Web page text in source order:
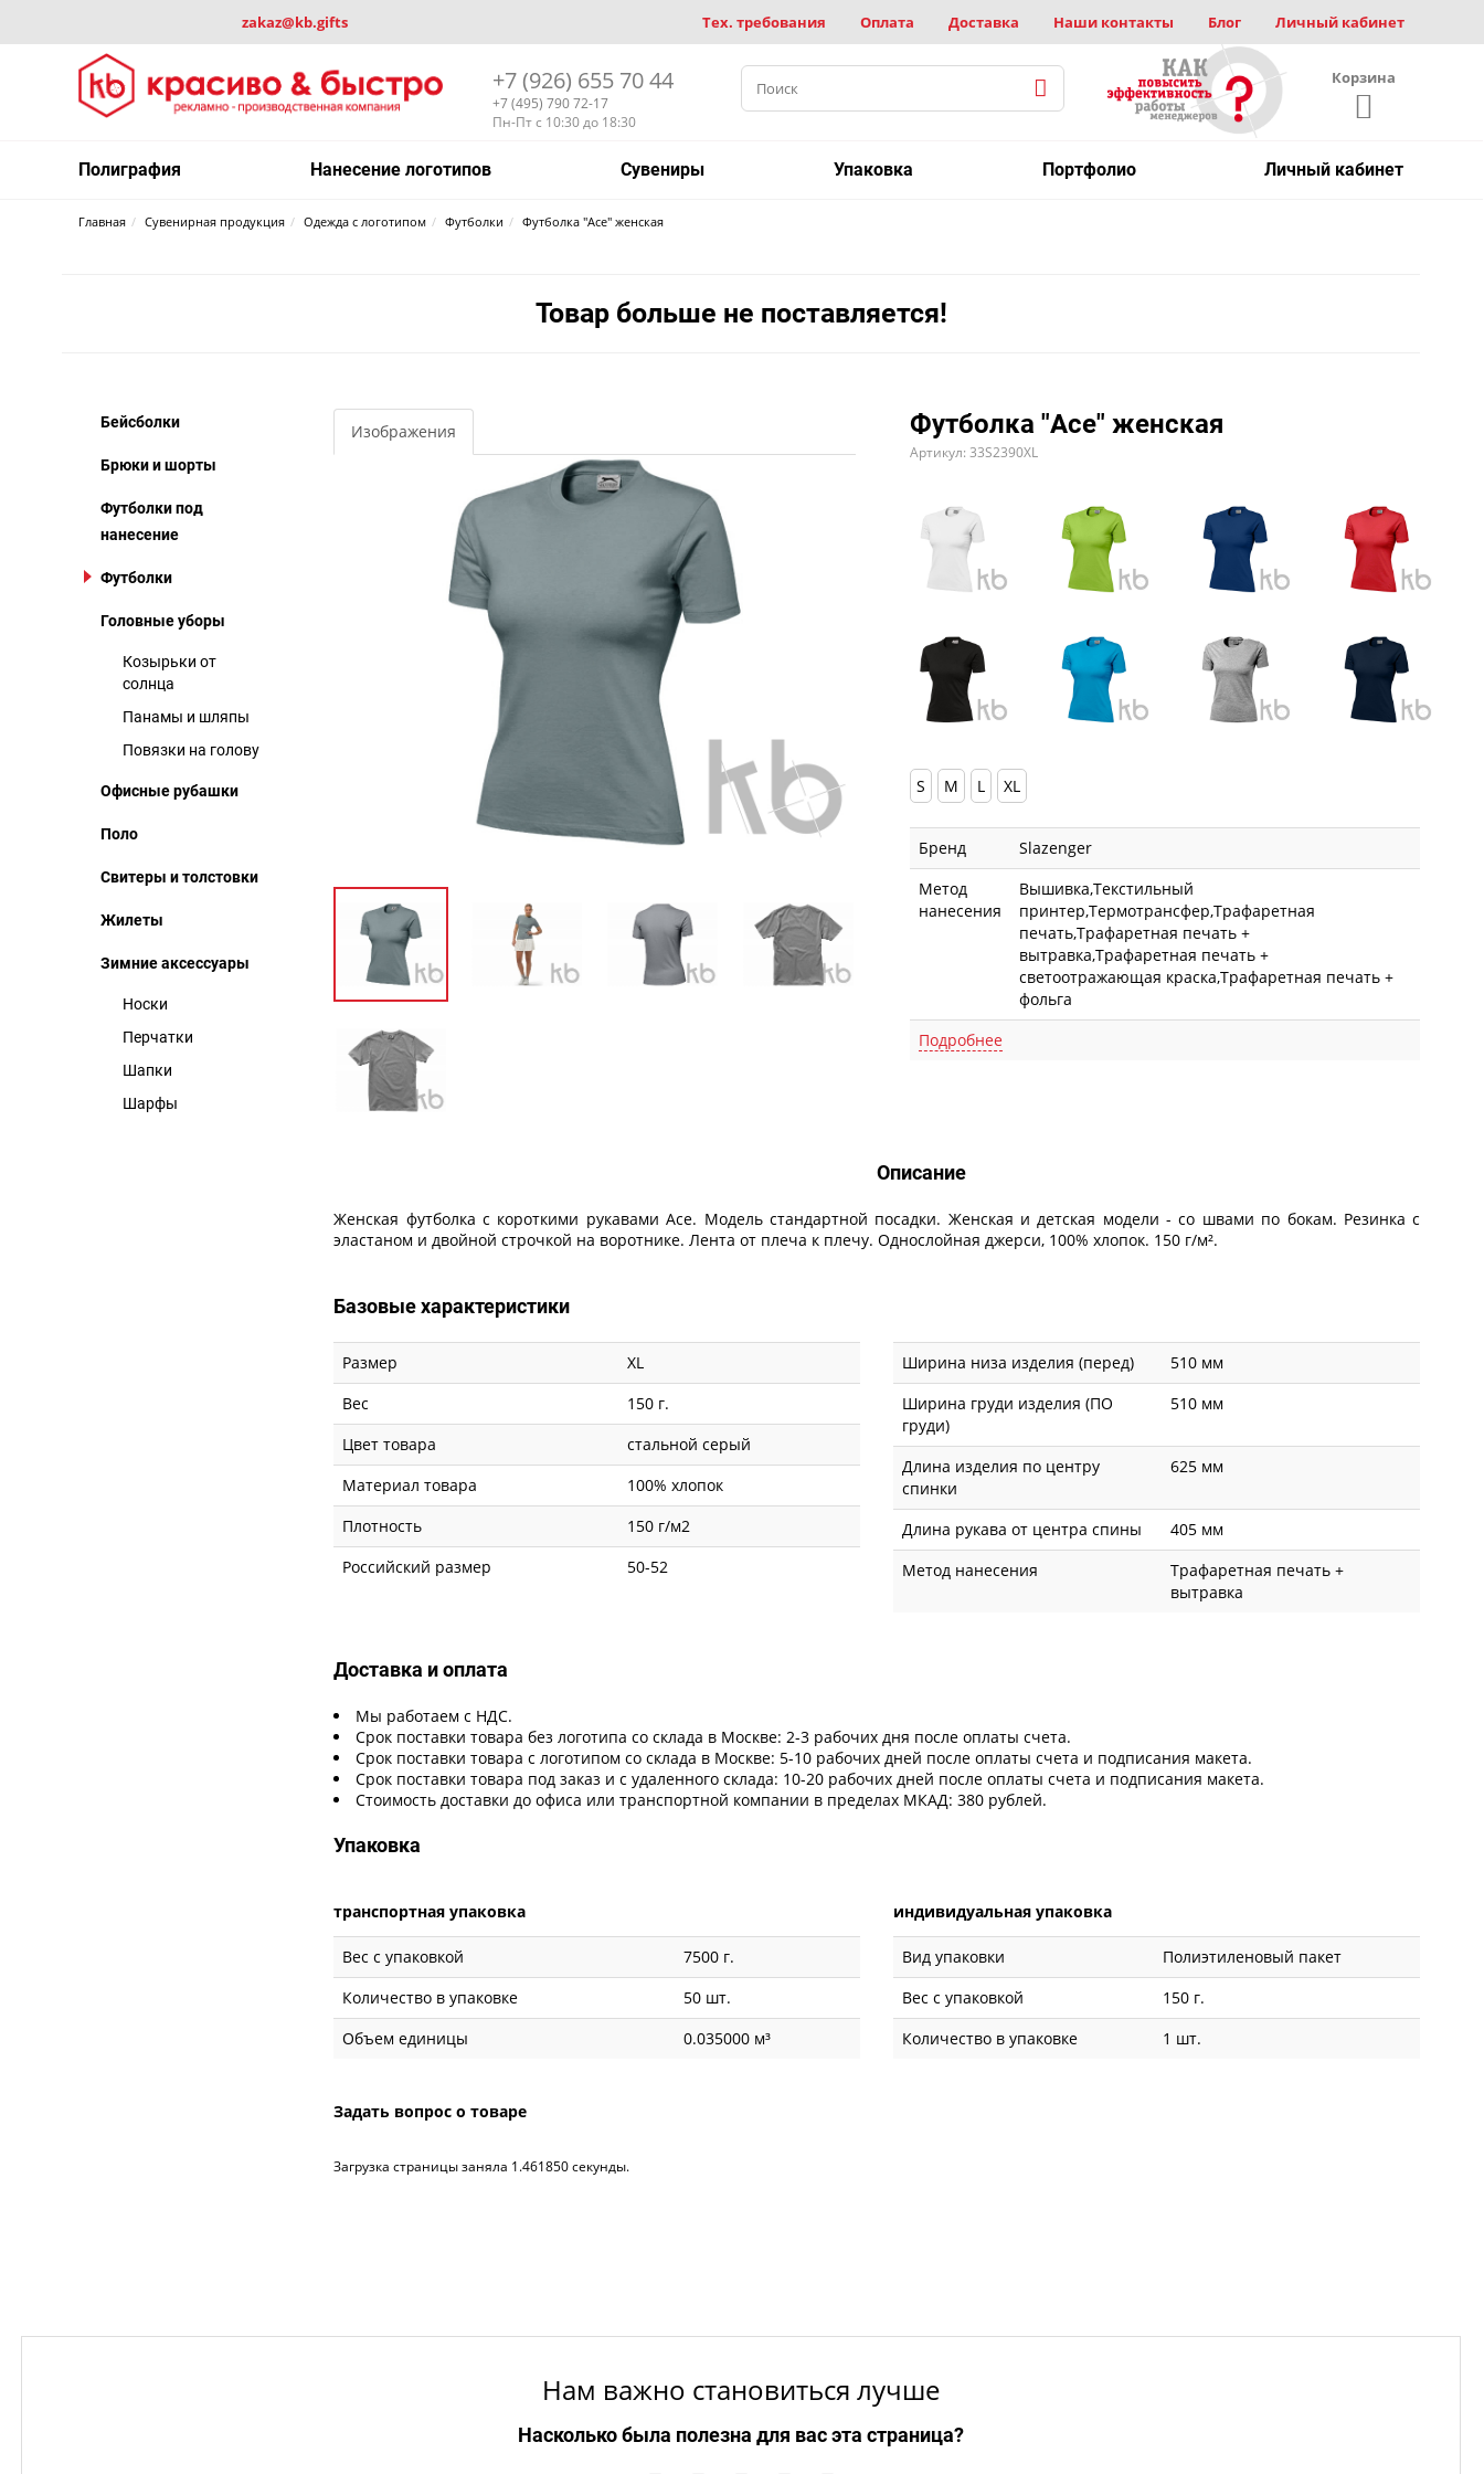
zakaz@kb.gifts Тех. требования Оплата Доставка Наши контакты Блог Личный кабинет
+7 (926) 655 70 44
+7 (495) 790 72-17
Пн-Пт с 10:30 до 18:30
Корзина
Полиграфия Нанесение логотипов Сувениры Упаковка Портфолио Личный кабинет
Главная Сувенирная продукция Одежда с логотипом Футболки Футболка "Ace" женская
Товар больше не поставляется!
Бейсболки
Брюки и шорты
Футболки под
нанесение
Футболки
Головные уборы
Козырьки от
солнца
Панамы и шляпы
Повязки на голову
Офисные рубашки
Поло
Свитеры и толстовки
Жилеты
Зимние аксессуары
Носки
Перчатки
Шапки
Шарфы
Футболка "Ace" женская
Артикул: 33S2390XL
Изображения
S M L XL
Бренд
Slazenger
Метод
нанесения
Вышивка,Текстильный
принтер,Термотрансфер,Трафаретная
печать,Трафаретная печать +
вытравка,Трафаретная печать +
светоотражающая краска,Трафаретная печать +
фольга
Подробнее
Описание
Женская футболка с короткими рукавами Ace. Модель стандартной посадки. Женская и детская модели - со швами по бокам. Резинка с
эластаном и двойной строчкой на воротнике. Лента от плеча к плечу. Однослойная джерси, 100% хлопок. 150 г/м².
Базовые характеристики
Размер
XL
Вес
150 г.
Цвет товара
стальной серый
Материал товара
100% хлопок
Плотность
150 г/м2
Российский размер
50-52
Ширина низа изделия (перед)
510 мм
Ширина груди изделия (ПО
груди)
510 мм
Длина изделия по центру
спинки
625 мм
Длина рукава от центра спины
405 мм
Метод нанесения
Трафаретная печать +
вытравка
Доставка и оплата
Мы работаем с НДС.
Срок поставки товара без логотипа со склада в Москве: 2-3 рабочих дня после оплаты счета.
Срок поставки товара с логотипом со склада в Москве: 5-10 рабочих дней после оплаты счета и подписания макета.
Срок поставки товара под заказ и с удаленного склада: 10-20 рабочих дней после оплаты счета и подписания макета.
Стоимость доставки до офиса или транспортной компании в пределах МКАД: 380 рублей.
Упаковка
транспортная упаковка
Вес с упаковкой
7500 г.
Количество в упаковке
50 шт.
Объем единицы
0.035000 м³
индивидуальная упаковка
Вид упаковки
Полиэтиленовый пакет
Вес с упаковкой
150 г.
Количество в упаковке
1 шт.
Задать вопрос о товаре
Загрузка страницы заняла 1.461850 секунды.
Нам важно становиться лучше
Насколько была полезна для вас эта страница?